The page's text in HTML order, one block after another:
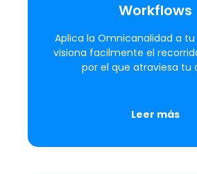
Workflows
Aplica la Omnicanalidad a
visiona facilmente el
por el que atraviesa tu
Leer más